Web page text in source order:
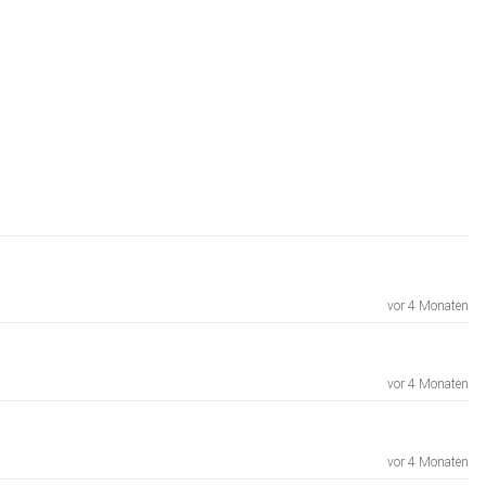
vor 4 Monaten
vor 4 Monaten
vor 4 Monaten